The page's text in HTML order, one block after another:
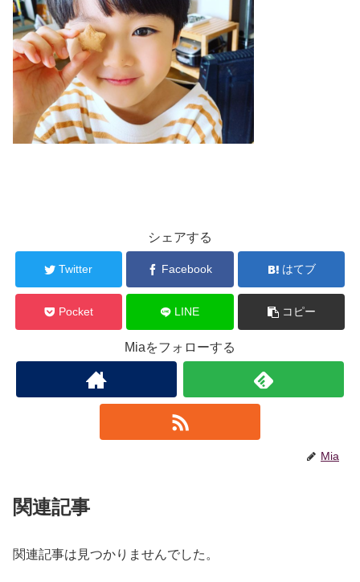
シェアする
Twitter Facebook はてブ
Pocket LINE コピー
Miaをフォローする
Mia
関連記事
関連記事は見つかりませんでした。